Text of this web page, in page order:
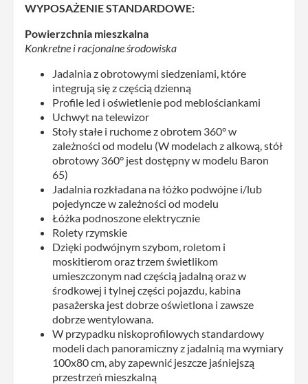
WYPOSAŻENIE STANDARDOWE:
Powierzchnia mieszkalna
Konkretne i racjonalne środowiska
Jadalnia z obrotowymi siedzeniami, które
integrują się z częścią dzienną
Profile led i oświetlenie pod meblościankami
Uchwyt na telewizor
Stoły stałe i ruchome z obrotem 360° w
zależności od modelu (W modelach z alkową, stół
obrotowy 360° jest dostępny w modelu Baron
65)
Jadalnia rozkładana na łóżko podwójne i/lub
pojedyncze w zależności od modelu
Łóżka podnoszone elektrycznie
Rolety rzymskie
Dzięki podwójnym szybom, roletom i
moskitierom oraz trzem świetlikom
umieszczonym nad częścią jadalną oraz w
środkowej i tylnej części pojazdu, kabina
pasażerska jest dobrze oświetlona i zawsze
dobrze wentylowana.
W przypadku niskoprofilowych standardowy
modeli dach panoramiczny z jadalnią ma wymiary
100x80 cm, aby zapewnić jeszcze jaśniejszą
przestrzeń mieszkalną